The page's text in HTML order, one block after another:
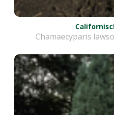
Chamaecyparis